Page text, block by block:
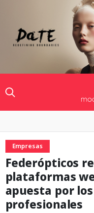
Empresas
Federópticos
plataformas
apuesta por
profesionales